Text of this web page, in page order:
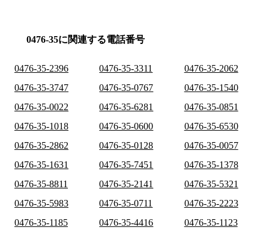
0476-35に関連する電話番号
0476-35-2396 0476-35-3311
0476-35-2062
0476-35-3747
0476-35-0767
0476-35-1540
0476-35-0022
0476-35-6281
0476-35-0851
0476-35-1018
0476-35-0600
0476-35-6530
0476-35-2862
0476-35-0128
0476-35-0057
0476-35-1631
0476-35-7451
0476-35-1378
0476-35-8811
0476-35-2141
0476-35-5321
0476-35-5983
0476-35-0711
0476-35-2223
0476-35-1185
0476-35-4416
0476-35-1123